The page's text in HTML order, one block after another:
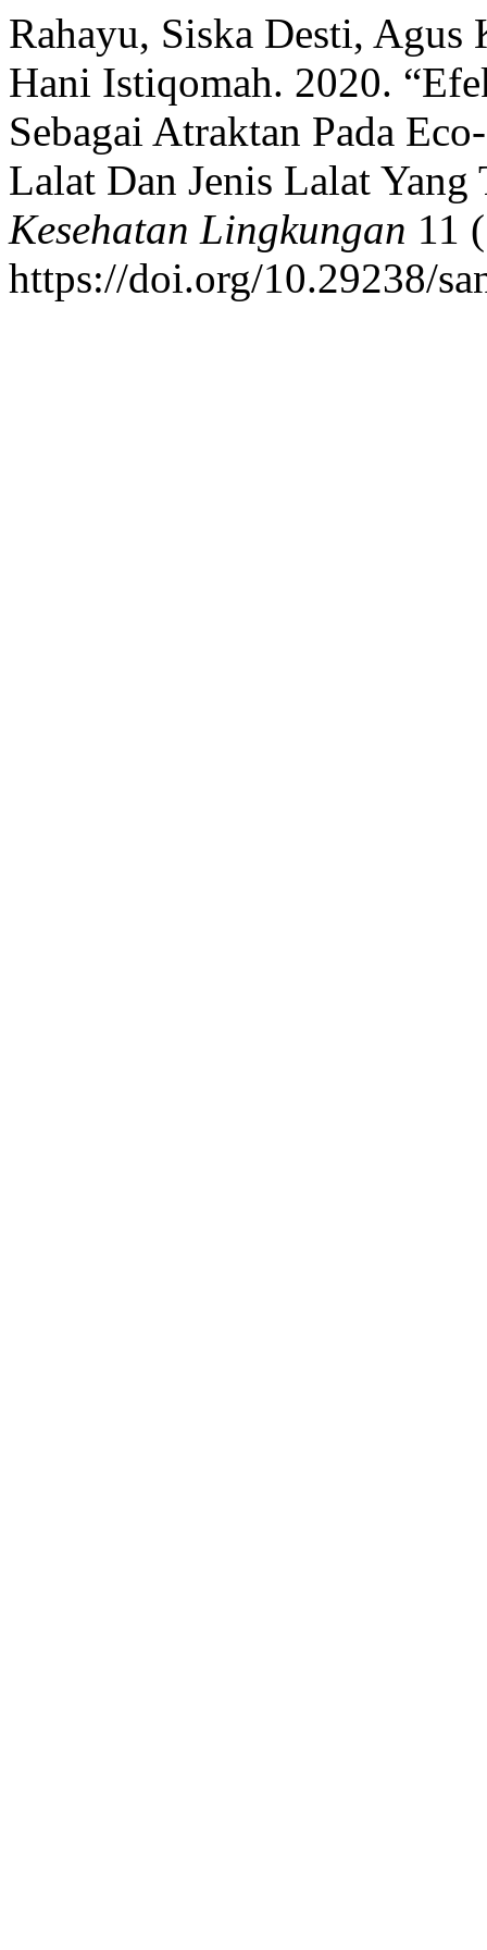
Rahayu, Siska Desti, Agus
Hani Istiqomah. 2020.
Sebagai Atraktan Pada
Lalat Dan Jenis Lalat Yang
Kesehatan Lingkungan 11
https://doi.org/10.29238/